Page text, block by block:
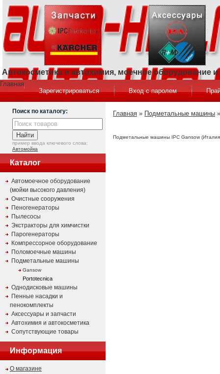
Автокосметика и автохимия, моечное оборудование
Главная
Зарегистрироваться
Вход с паролем
Поиск по каталогу:
пример ввода ключевого слова:
Автомойка
Каталог
Автомоечное оборудование
(мойки высокого давления)
Очистные сооружения
Пеногенераторы
Пылесосы
Экстракторы для химчистки
Парогенераторы
Компрессорное оборудование
Поломоечные машины
Подметальные машины
Gansow
Portotecnica
Однодисковые машины
Пенные насадки и
пенокомплекты
Аксессуары и запчасти
Автохимия и автокосметика
Сопутствующие товары
Информация
О магазине
Главная » Подметальные машины
Подметальные машины IPC Gansow